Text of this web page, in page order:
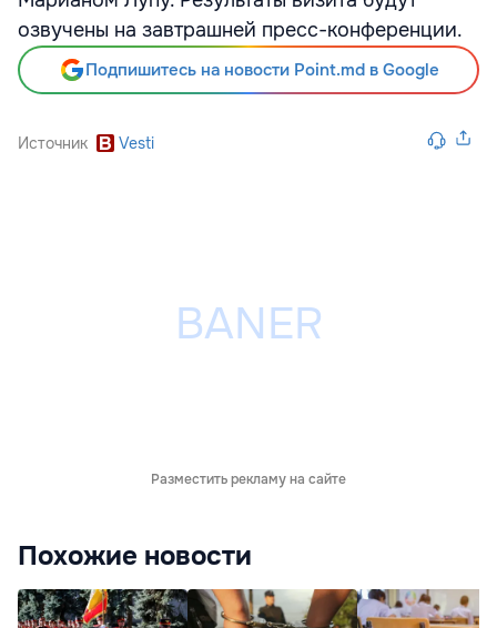
озвучены на завтрашней пресс-конференции.
Подпишитесь на новости Point.md в Google
Источник Vesti
Разместить рекламу на сайте
Похожие новости